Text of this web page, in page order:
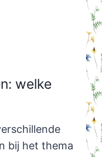
welke
bij het thema